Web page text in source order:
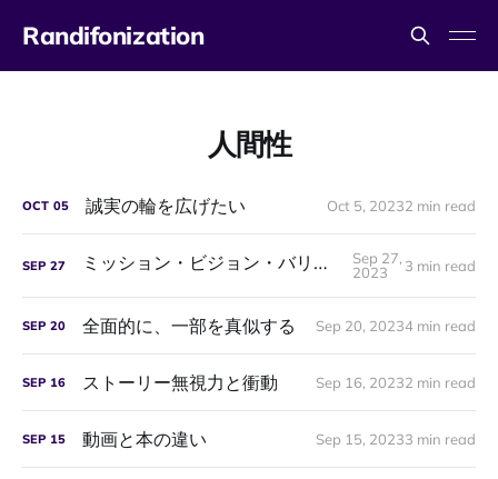
Randifonization
人間性
OCT 05 誠実の輪を広げたい Oct 5, 20232 min read
SEP 27 ミッション・ビジョン・バリューと人間性
Sep 27,
2023
3 min read
SEP 20 全面的に、一部を真似する Sep 20, 20234 min read
SEP 16 ストーリー無視力と衝動 Sep 16, 20232 min read
SEP 15 動画と本の違い Sep 15, 20233 min read